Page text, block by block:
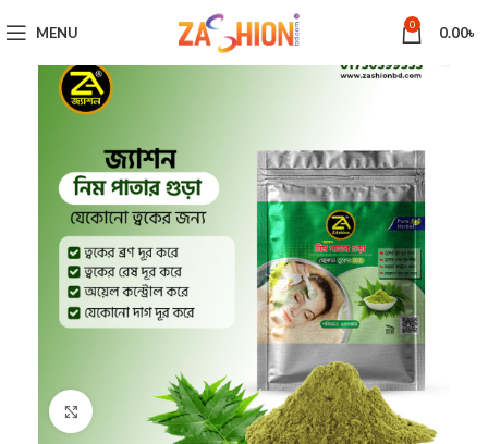
MENU 0 0.00৳
Click to enlarge